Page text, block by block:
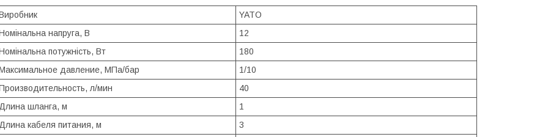
YATO
напруга, В
12
потужність, Вт
180
давление, МПа/бар
1/10
л/мин
40
Длина шланга, м
1
Длина кабеля питания, м
3